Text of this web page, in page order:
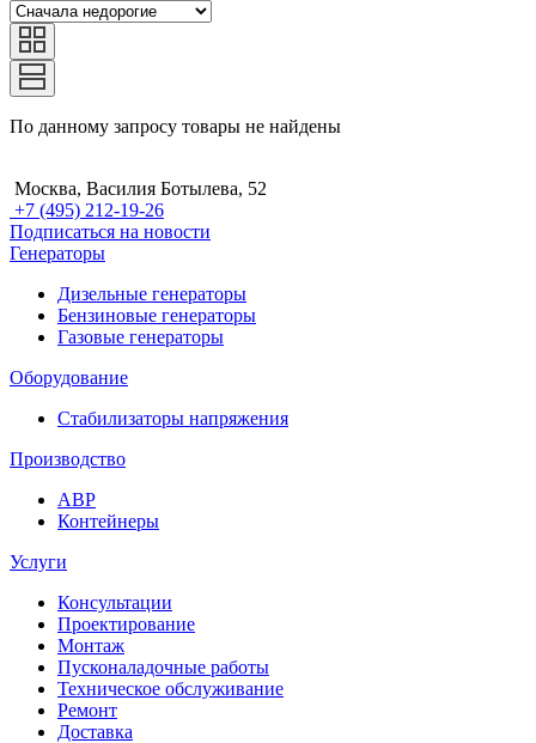
По данному запросу товары не найдены
Москва, Василия Ботылева, 52
+7 (495) 212-19-26
Подписаться на новости
Генераторы
Дизельные генераторы
Бензиновые генераторы
Газовые генераторы
Оборудование
Стабилизаторы напряжения
Производство
АВР
Контейнеры
Услуги
Консультации
Проектирование
Монтаж
Пусконаладочные работы
Техническое обслуживание
Ремонт
Доставка